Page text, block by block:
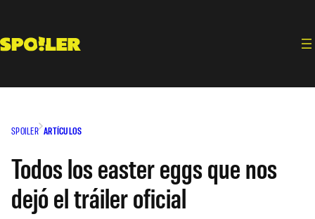
contenido
SPOILER ARTÍCULOS
Todos los easter eggs que nos
dejó el tráiler oficial